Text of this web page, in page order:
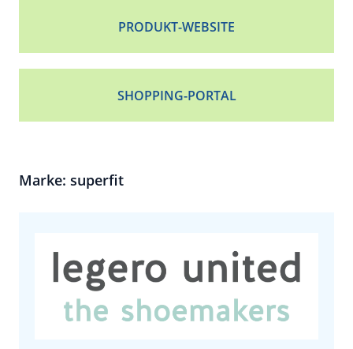
PRODUKT-WEBSITE
SHOPPING-PORTAL
Marke: superfit